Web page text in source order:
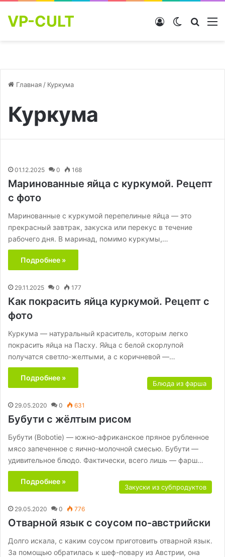
VP-CULT Switch skin
Войти
Главная / Куркума
Куркума
01.12.2025 0 168
Маринованные яйца с куркумой. Рецепт
с фото
Маринованные с куркумой перепелиные яйца — это
прекрасный завтрак, закуска или перекус в течение
рабочего дня. В маринад, помимо куркумы,…
Подробнее »
29.11.2025 0 177
Как покрасить яйца куркумой. Рецепт с
фото
Куркума — натуральный краситель, которым легко
покрасить яйца на Пасху. Яйца с белой скорлупой
получатся светло-желтыми, а с коричневой —…
Подробнее »
Блюда из фарша
29.05.2020 0 631
Бубути с жёлтым рисом
Бубути (Bobotie) — южно-африканское пряное рубленное
мясо запеченное с яично-молочной смесью. Бубути —
удивительное блюдо. Фактически, всего лишь — фарш…
Подробнее »
Закуски из субпродуктов
29.05.2020 0 776
Отварной язык с соусом по-австрийски
Долго искала, с каким соусом приготовить отварной язык.
За помощью обратилась к шеф-повару из Австрии, она